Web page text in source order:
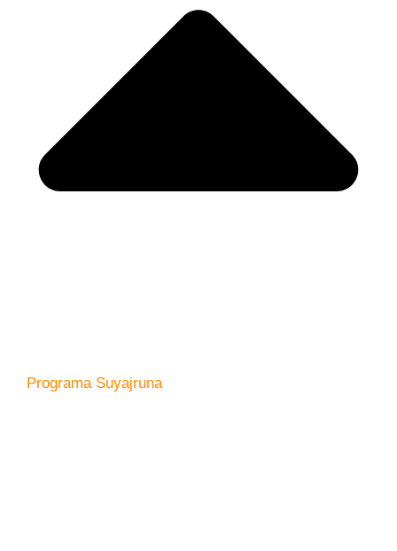
Programa Suyajruna